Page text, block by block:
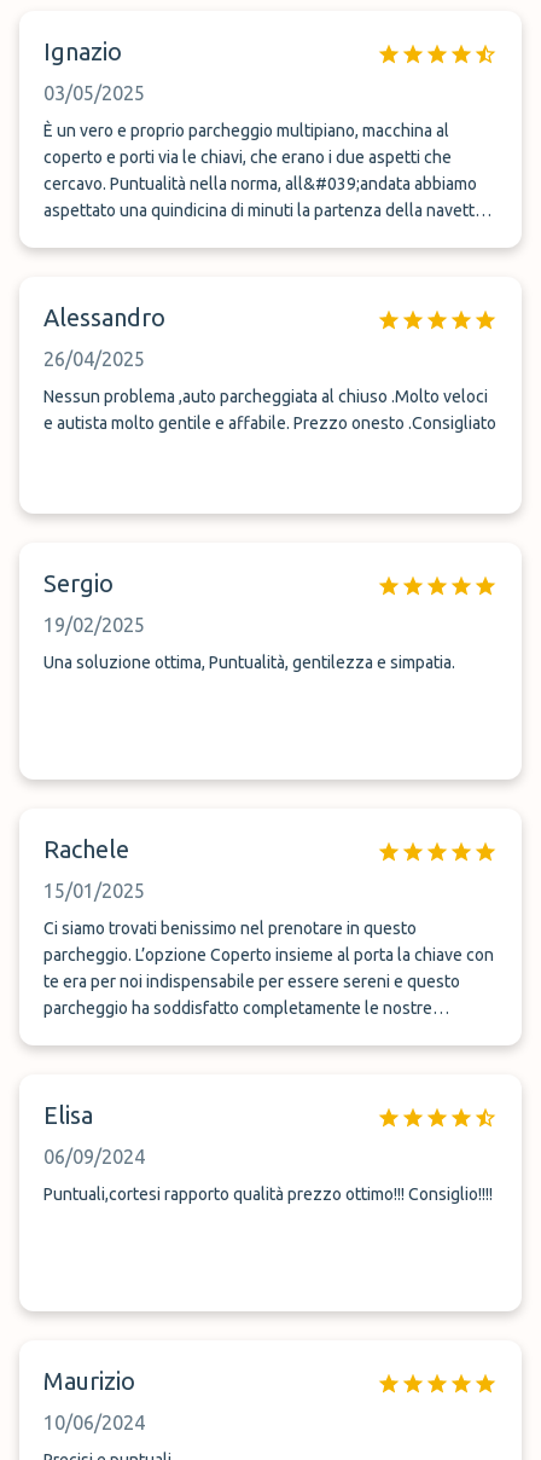
Ignazio
03/05/2025
È un vero e proprio parcheggio multipiano, macchina al
coperto e porti via le chiavi, che erano i due aspetti che
cercavo. Puntualità nella norma, all&#039;andata abbiamo
aspettato una quindicina di minuti la partenza della navetta,
Alessandro
26/04/2025
Nessun problema ,auto parcheggiata al chiuso .Molto veloci
e autista molto gentile e affabile. Prezzo onesto .Consigliato
Sergio
19/02/2025
Una soluzione ottima, Puntualità, gentilezza e simpatia.
Rachele
15/01/2025
Ci siamo trovati benissimo nel prenotare in questo
parcheggio. L’opzione Coperto insieme al porta la chiave con
te era per noi indispensabile per essere sereni e questo
parcheggio ha soddisfatto completamente le nostre
torneremo super volentieri
Elisa
06/09/2024
Puntuali,cortesi rapporto qualità prezzo ottimo!!! Consiglio!!!!
Maurizio
10/06/2024